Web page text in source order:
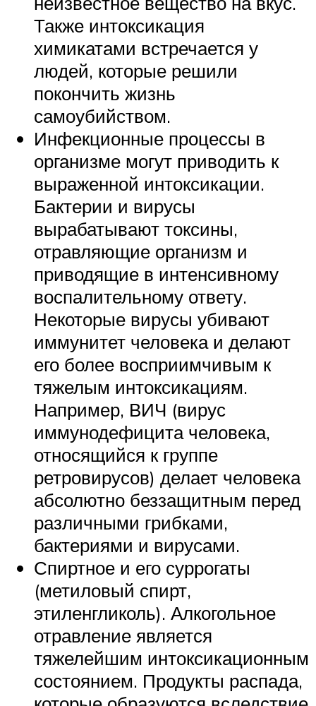
Также интоксикация
химикатами встречается у
людей, которые решили
покончить жизнь
самоубийством.
Инфекционные процессы в
организме могут приводить к
выраженной интоксикации.
Бактерии и вирусы
вырабатывают токсины,
отравляющие организм и
приводящие в интенсивному
воспалительному ответу.
Некоторые вирусы убивают
иммунитет человека и делают
его более восприимчивым к
тяжелым интоксикациям.
Например, ВИЧ (вирус
иммунодефицита человека,
относящийся к группе
ретровирусов) делает человека
абсолютно беззащитным перед
различными грибками,
бактериями и вирусами.
Спиртное и его суррогаты
(метиловый спирт,
этиленгликоль). Алкогольное
отравление является
тяжелейшим интоксикационным
состоянием. Продукты распада,